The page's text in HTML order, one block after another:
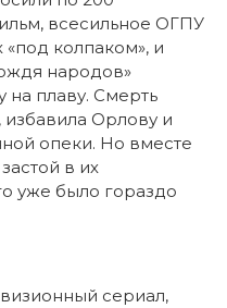
всесильное ОГПУ
колпаком», и
народов»
плаву. Смерть
избавила Орлову и
опеки. Но вместе
в их
уже было гораздо
сериал,